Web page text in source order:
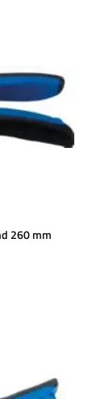
260 mm